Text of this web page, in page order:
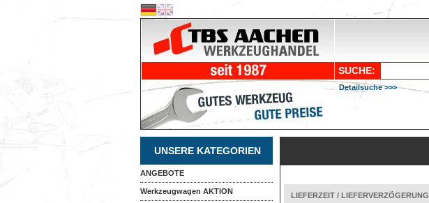
SUCHE:
Detailsuche >>>
UNSERE KATEGORIEN
ANGEBOTE
Werkzeugwagen AKTION LIEFERZEIT / LIEFERVERZÖGERUNG